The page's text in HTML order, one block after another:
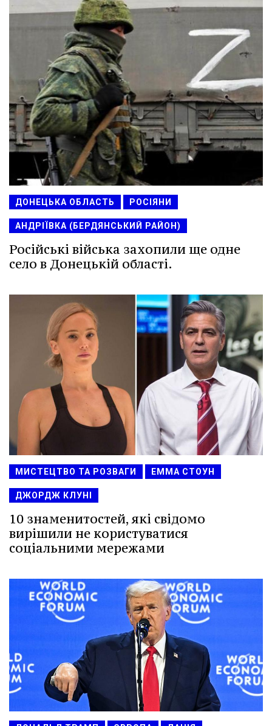
ДОНЕЦЬКА ОБЛАСТЬ РОСІЯНИ
АНДРІЇВКА (БЕРДЯНСЬКИЙ РАЙОН)
Російські війська захопили ще одне
село в Донецькій області.
МИСТЕЦТВО ТА РОЗВАГИ ЕММА СТОУН
ДЖОРДЖ КЛУНІ
10 знаменитостей, які свідомо
вирішили не користуватися
соціальними мережами